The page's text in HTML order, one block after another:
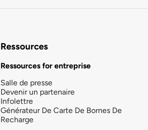
Ressources
Ressources for entreprise
Salle de presse
Devenir un partenaire
Infolettre
Générateur De Carte De Bornes De
Recharge